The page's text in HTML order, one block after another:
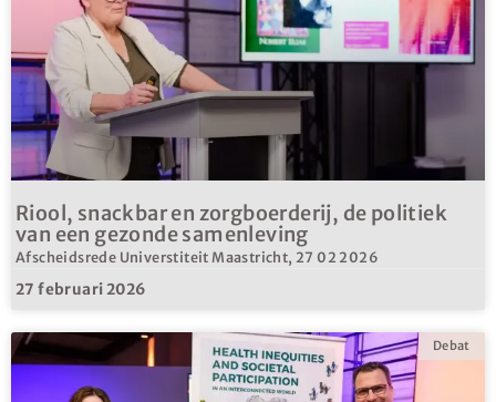
Riool, snackbar en zorgboerderij, de politiek
van een gezonde samenleving
Afscheidsrede Universtiteit Maastricht, 27 02 2026
27 februari 2026
Debat